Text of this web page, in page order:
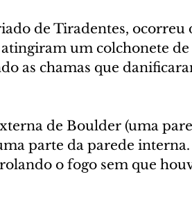
de Tiradentes, ocorreu
um colchonete de
as chamas que
de Boulder (uma
parte da parede
o fogo sem que